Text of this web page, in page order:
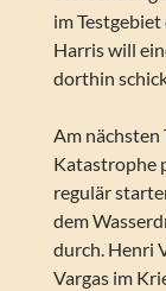
im
Harris will
dorthin
Am nächsten
Katastrophe
regulär
dem
durch. Henri
Vargas im